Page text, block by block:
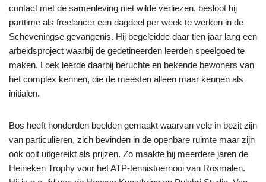
contact met de samenleving niet wilde verliezen, besloot hij
parttime als freelancer een dagdeel per week te werken in de
Scheveningse gevangenis. Hij begeleidde daar tien jaar lang een
arbeidsproject waarbij de gedetineerden leerden speelgoed te
maken. Loek leerde daarbij beruchte en bekende bewoners van
het complex kennen, die de meesten alleen maar kennen als
initialen.
Bos heeft honderden beelden gemaakt waarvan vele in bezit zijn
van particulieren, zich bevinden in de openbare ruimte maar zijn
ook ooit uitgereikt als prijzen. Zo maakte hij meerdere jaren de
Heineken Trophy voor het ATP-tennistoernooi van Rosmalen.